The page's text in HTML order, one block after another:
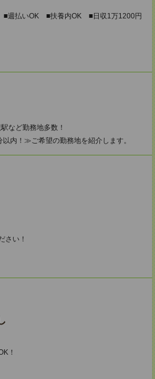
■週払いOK ■扶養内OK ■日収1万1200円
など勤務地多数！
内！≫ご希望の勤務地を紹介します。
さい！
！